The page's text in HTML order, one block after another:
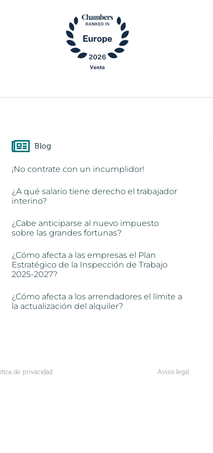
Blog
¡No contrate con un incumplidor!
¿A qué salario tiene derecho el trabajador
interino?
¿Cabe anticiparse al nuevo impuesto
sobre las grandes fortunas?
¿Cómo afecta a las empresas el Plan
Estratégico de la Inspección de Trabajo
2025-2027?
¿Cómo afecta a los arrendadores el límite a
la actualización del alquiler?
de privacidad Aviso legal